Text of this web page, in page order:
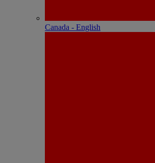
Canada - English